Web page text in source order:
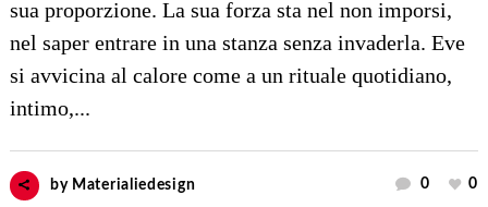
sua proporzione. La sua forza sta nel non imporsi,
nel saper entrare in una stanza senza invaderla. Eve
si avvicina al calore come a un rituale quotidiano,
intimo,...
by Materialiedesign 0 0